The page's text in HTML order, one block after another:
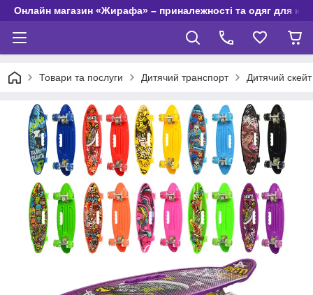
Онлайн магазин «Жирафа» – приналежності та одяг для
Товари та послуги Дитячий транспорт Дитячий